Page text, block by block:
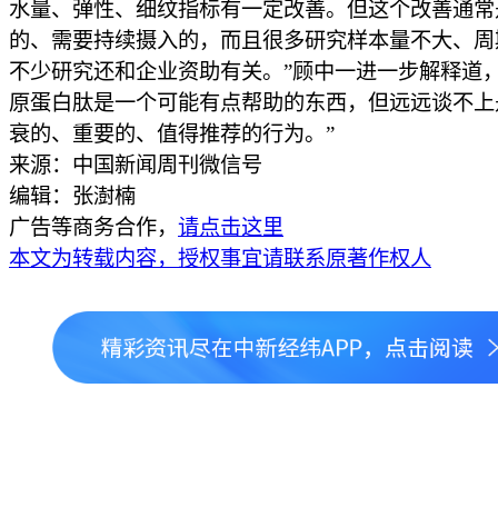
水量、弹性、细纹指标有一定改善。但这个改善通
的、需要持续摄入的，而且很多研究样本量不大、
不少研究还和企业资助有关。”顾中一进一步解释道
原蛋白肽是一个可能有点帮助的东西，但远远谈不
衰的、重要的、值得推荐的行为。”
来源：中国新闻周刊微信号
编辑：张澍楠
广告等商务合作， 请点击这里
本文为转载内容，授权事宜请联系原著作权人